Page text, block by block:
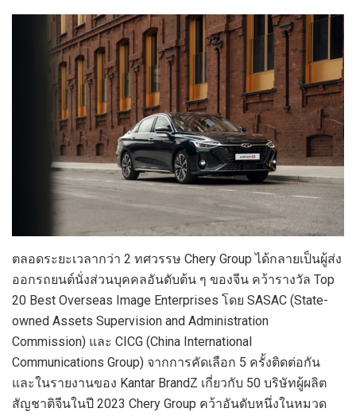
ตลอดระยะเวลากว่า 2 ทศวรรษ Chery Group ได้กลายเป็นผู้ส่ง
ออกรถยนต์นั่งส่วนบุคคลอันดับต้น ๆ ของจีน คว้ารางวัล Top
20 Best Overseas Image Enterprises โดย SASAC (State-
owned Assets Supervision and Administration
Commission) และ CICG (China International
Communications Group) จากการคัดเลือก 5 ครั้งติดต่อกัน
และในรายงานของ Kantar BrandZ เกี่ยวกับ 50 บริษัทผู้ผลิต
สัญชาติจีนในปี 2023 Chery Group คว้าอันดับหนึ่งในหมวด